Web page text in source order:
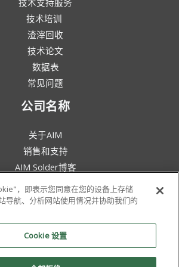
技术支持服务
技术培训
渣滓回收
技术论文
数据表
常见问题
公司名称
关于AIM
销售和支持
AIM Solder博客
条款和条件
法律声明
政策与证书
，即表示您同意在您的设备上存储
导航、分析网站使用情况并协助我们的
Cookie 设置